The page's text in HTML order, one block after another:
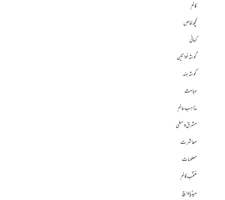
کالم
کچھ خاص
کہانی
گوشہ خواتین
گوشہ ہند
مباحث
مذاہب عالم
مشرق وسطی
معاشرت
معلومات
منتخب کالم
میڈیا واچ